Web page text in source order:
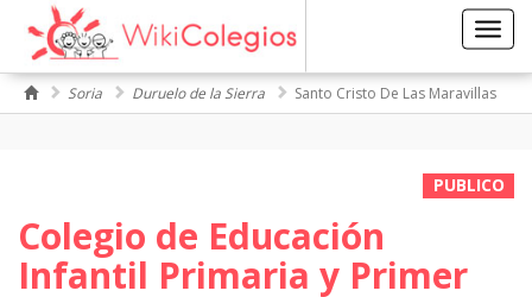
Soria Duruelo de la Sierra Santo Cristo De Las Maravillas
PUBLICO
Colegio de Educación
Infantil Primaria y Primer